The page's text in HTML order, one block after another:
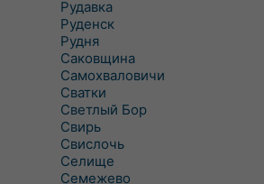
Рудавка
Руденск
Рудня
Саковщина
Самохваловичи
Сватки
Светлый Бор
Свирь
Свислочь
Селище
Семежево